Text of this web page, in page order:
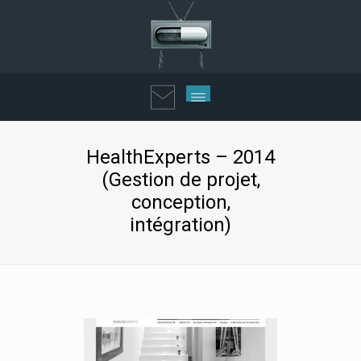
HealthExperts – 2014
(Gestion de projet,
conception,
intégration)